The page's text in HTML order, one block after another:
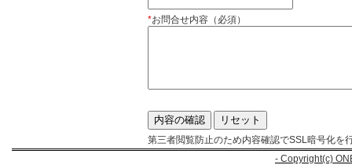
*お問合せ内容（必須）
第三者閲覧防止のため内容確認でSSL暗号化を
- Copyright(c)